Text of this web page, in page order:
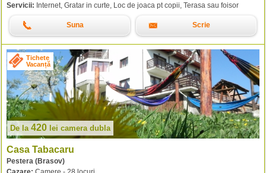
Servicii: Internet, Gratar in curte, Loc de joaca pt copii, Terasa sau foisor
Suna Scrie
Tichete
Vacanță
De la 420 lei camera dubla
Casa Tabacaru
Pestera (Brasov)